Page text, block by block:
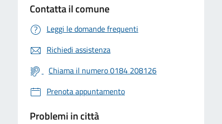
Contatta il comune
Leggi le domande frequenti
Richiedi assistenza
Chiama il numero 0184 208126
Prenota appuntamento
Problemi in città